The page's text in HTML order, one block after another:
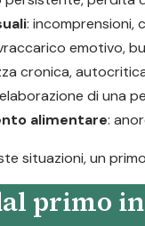
: incomprensioni,
emotivo,
cronica,
di una
alimentare:
situazioni, un
primo